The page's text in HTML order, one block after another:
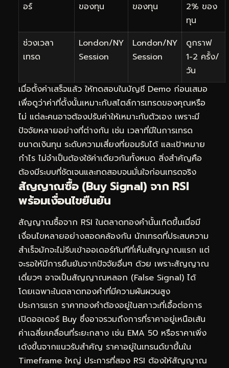
อร์
ของทุน
ของทุน
2% ของ
ทุน
ช่วงเวลา
เทรด
London/NY
Session
London/NY
Session
ดูกราฟ
1-2 ครั้ง/
วัน
เมื่อตั้งค่าเสร็จแล้ว ให้ทดสอบในบัญชี Demo ก่อนเสมอ
เพื่อดูว่าค่าที่ตั้งนั้นเหมาะกับสไตล์การเทรดของคุณหรือ
ไม่ แต่ละคนอาจต้องปรับค่าให้เหมาะกับตัวเอง เพราะมี
ปัจจัยหลายอย่างที่ต่างกัน เช่น เวลาที่มีในการเทรด
ขนาดเงินทุน ระดับความเสี่ยงที่ยอมรับได้ และเป้าหมาย
กำไร ไม่จำเป็นต้องใช้ค่าเดียวกันทั้งหมด สิ่งสำคัญคือ
ต้องมีระบบที่ชัดเจนและทดสอบจนมั่นใจก่อนเทรดจริง
สัญญาณซื้อ (Buy Signal) จาก RSI
พร้อมเงื่อนไขยืนยัน
สัญญาณซื้อจาก RSI ในตลาดทองคำนั้นเกิดขึ้นเมื่อมี
เงื่อนไขหลายอย่างสอดคล้องกัน นักเทรดที่ประสบความ
สำเร็จมักจะไม่รีบเข้าออเดอร์ทันทีที่เห็นสัญญาณแรก แต่
จะรอให้มีการยืนยันจากปัจจัยอื่นๆ ด้วย เพราะสัญญาณ
เดี่ยวๆ อาจเป็นสัญญาณหลอก (False Signal) ได้
โดยเฉพาะในตลาดทองคำที่มีความผันผวนสูง
ประการแรก ราคาทองคำต้องอยู่ในสภาวะที่เอื้อต่อการ
เปิดออเดอร์ Buy ซึ่งอาจรวมถึงการที่ราคาอยู่เหนือเส้น
ค่าเฉลี่ยเคลื่อนที่ระยะกลาง เช่น EMA 50 หรือราคาเพิ่ง
เด้งขึ้นจากแนวรับสำคัญ ราคาอยู่ในเทรนด์ขาขึ้นใน
Timeframe ใหญ่ ประการที่สอง RSI ต้องให้สัญญาณ